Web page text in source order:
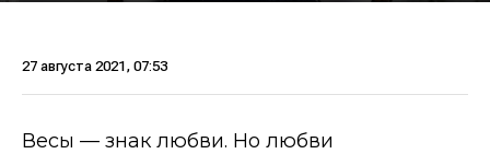
27 августа 2021, 07:53
Весы — знак любви. Но любви